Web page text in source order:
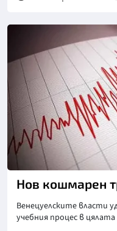
Нов кошмарен
Венецуелските власти
учебния процес в